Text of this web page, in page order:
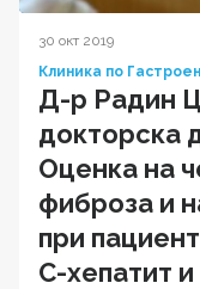
30 окт 2019
Клиника по
Д-р Радин
докторска
Оценка на
фиброза и
при
C-хепатит